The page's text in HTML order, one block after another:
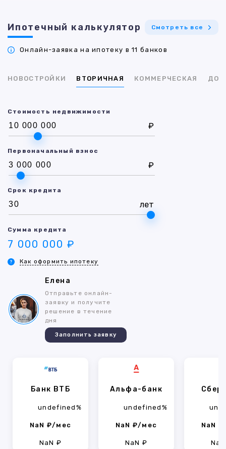
Ипотечный калькулятор Смотреть все
Онлайн-заявка на ипотеку в 11 банков
НОВОСТРОЙКИ ВТОРИЧНАЯ КОММЕРЧЕСКАЯ ДОМ
Стоимость недвижимости
₽
Первоначальный взнос
₽
Срок кредита
лет
Сумма кредита
7 000 000 ₽
Как оформить ипотеку
Елена
Отправьте онлайн-
заявку и получите
решение в течение
дня
Заполнить заявку
Банк ВТБ
undefined%
NaN ₽/мес
NaN ₽
Альфа-банк
undefined%
NaN ₽/мес
NaN ₽
NaN